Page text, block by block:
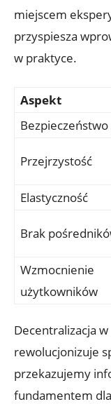
miejscem
przyspiesza
w praktyce.
Aspekt
Bezpieczeństwo
Przejrzystość
Elastyczność
Brak
Wzmocnienie
użytkowników
Decentralizacja
rewolucjonizuje
przekazujemy
fundamentem​